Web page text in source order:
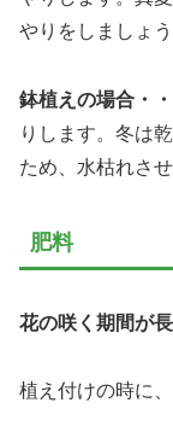
やりをしましょう
鉢植えの場合・・
りします。冬は
ため、水枯れさ
肥料
花の咲く期間が
植え付けの時に